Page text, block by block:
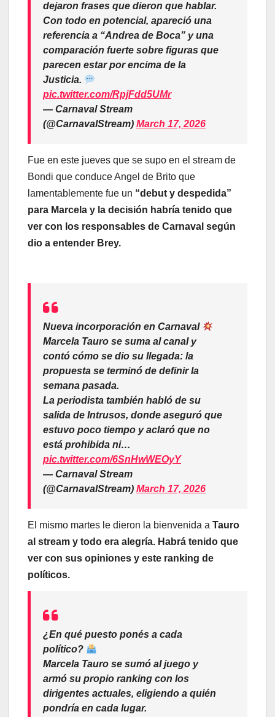
dejaron frases que dieron que hablar.
Con todo en potencial, apareció una
referencia a “Andrea de Boca” y una
comparación fuerte sobre figuras que
parecen estar por encima de la
Justicia.
pic.twitter.com/RpjFdd5UMr
— Carnaval Stream
(@CarnavalStream) March 17, 2026
Fue en este jueves que se supo en el stream de
Bondi que conduce Angel de Brito que
lamentablemente fue un “debut y despedida”
para Marcela y la decisión habría tenido que
ver con los responsables de Carnaval según
dio a entender Brey.
Nueva incorporación en Carnaval
Marcela Tauro se suma al canal y
contó cómo se dio su llegada: la
propuesta se terminó de definir la
semana pasada.
La periodista también habló de su
salida de Intrusos, donde aseguró que
estuvo poco tiempo y aclaró que no
está prohibida ni…
pic.twitter.com/6SnHwWEOyY
— Carnaval Stream
(@CarnavalStream) March 17, 2026
El mismo martes le dieron la bienvenida a Tauro
al stream y todo era alegría. Habrá tenido que
ver con sus opiniones y este ranking de
políticos.
¿En qué puesto ponés a cada
político?
Marcela Tauro se sumó al juego y
armó su propio ranking con los
dirigentes actuales, eligiendo a quién
pondría en cada lugar.